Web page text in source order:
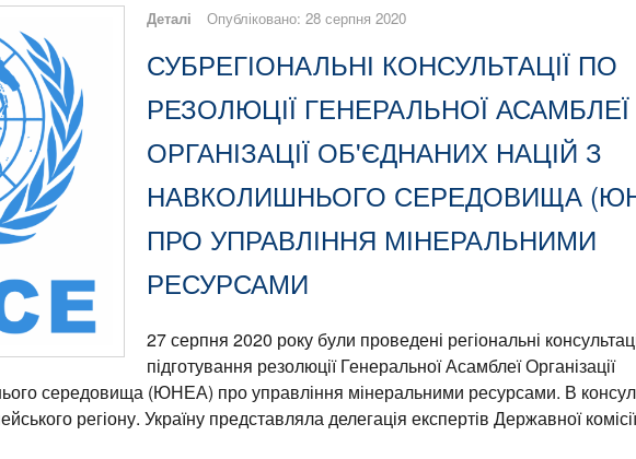
Деталі Опубліковано: 28 серпня 2020
СУБРЕГІОНАЛЬНІ КОНСУЛЬТАЦІЇ ПО
РЕЗОЛЮЦІЇ ГЕНЕРАЛЬНОЇ АСАМБЛЕЇ
ОРГАНІЗАЦІЇ ОБ'ЄДНАНИХ НАЦІЙ З
НАВКОЛИШНЬОГО СЕРЕДОВИЩА
ПРО УПРАВЛІННЯ МІНЕРАЛЬНИМИ
РЕСУРСАМИ
27 серпня 2020 року були проведені регіональні
підготування резолюції Генеральної Асамблеї Організації
середовища (ЮНЕА) про управління мінеральними ресурсами. В
регіону. Україну представляла делегація експертів Державної